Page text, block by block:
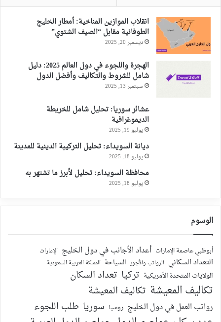
انقلاب الموازين المناخية: أمطار الخليج
الطوفانية مقابل “الصيف الشتوي”
ديسمبر 20, 2025
الهجرة واللجوء في دول العالم 2025: دليل
شامل للشروط والتكاليف وأفضل الدول
سبتمبر 13, 2025
عشائر سوريا: تحليل شامل للخريطة
الديموغرافية
يوليو 19, 2025
ديانة السويداء: تحليل التركيبة الدينية للمدينة
يوليو 18, 2025
محافظة السويداء: تحليل لأبرز ما تشتهر به
يوليو 18, 2025
الوسوم
أبوظبي عاصمة الإمارات أعداد الأجانب في دول الخليج الإمارات
التعداد السكاني الرواتب والأجور السياحة المملكة العربية السعودية
الولايات المتحدة الأمريكية تركيا تعداد السكان
تكاليف المعيشة تكاليف المعيشة
رواتب العمل في دول الخليج روسيا سوريا طلب اللجوء